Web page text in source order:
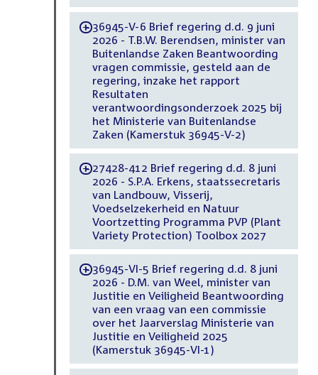
-36945-V-6 Brief regering d.d. 9 juni
2026 - T.B.W. Berendsen, minister van
Buitenlandse Zaken Beantwoording
vragen commissie, gesteld aan de
regering, inzake het rapport
Resultaten
verantwoordingsonderzoek 2025 bij
het Ministerie van Buitenlandse
Zaken (Kamerstuk 36945-V-2)
-27428-412 Brief regering d.d. 8 juni
2026 - S.P.A. Erkens, staatssecretaris
van Landbouw, Visserij,
Voedselzekerheid en Natuur
Voortzetting Programma PVP (Plant
Variety Protection) Toolbox 2027
-36945-VI-5 Brief regering d.d. 8 juni
2026 - D.M. van Weel, minister van
Justitie en Veiligheid Beantwoording
van een vraag van een commissie
over het Jaarverslag Ministerie van
Justitie en Veiligheid 2025
(Kamerstuk 36945-VI-1)